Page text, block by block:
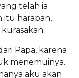
telah ia
itu harapan,
Papa, karena
menemuinya.
aku akan